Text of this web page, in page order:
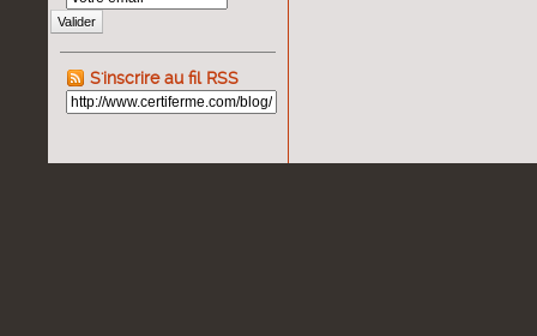
Valider
S'inscrire au fil RSS